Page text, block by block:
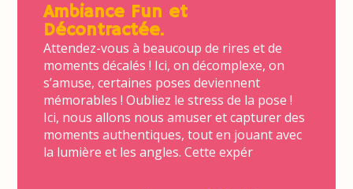
Ambiance Fun et
Décontractée.
Attendez-vous à beaucoup de rires et de
moments décalés ! Ici, on décomplexe, on
s’amuse, certaines poses deviennent
mémorables ! Oubliez le stress de la pose !
Ici, nous allons nous amuser et capturer des
moments authentiques, tout en jouant avec
la lumière et les angles. Cette expér